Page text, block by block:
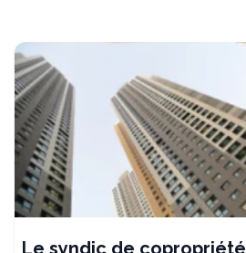
Le syndic de copropriété